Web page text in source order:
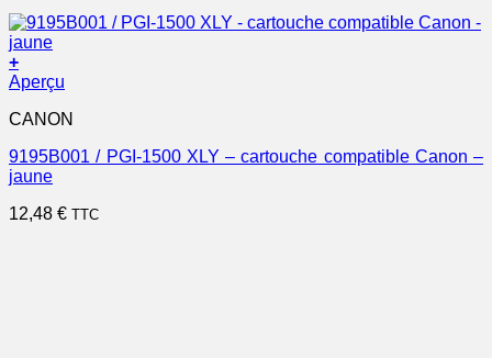
+
Aperçu
CANON
9195B001 / PGI-1500 XLY – cartouche compatible Canon –
jaune
12,48 € TTC